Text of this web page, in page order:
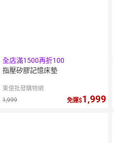
全店滿1500再折100
指壓矽膠記憶床墊
東億批發購物網
1,999
免運 1,999